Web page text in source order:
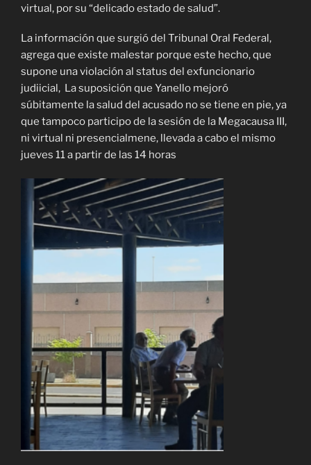
virtual, por su “delicado estado de salud”.
La información que surgió del Tribunal Oral Federal,
agrega que existe malestar porque este hecho, que
supone una violación al status del exfuncionario
judiicial, La suposición que Yanello mejoró
súbitamente la salud del acusado no se tiene en pie, ya
que tampoco participo de la sesión de la Megacausa III,
ni virtual ni presencialmene, llevada a cabo el mismo
jueves 11 a partir de las 14 horas